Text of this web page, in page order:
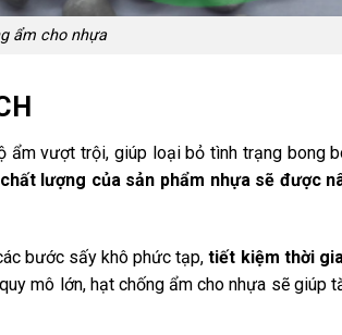
ẩm cho nhựa
ẩm vượt trội, giúp loại bỏ tình trạng bong
chất lượng của sản phẩm nhựa sẽ được
bước sấy khô phức tạp,tiết kiệm thời
mô lớn, hạt chống ẩm cho nhựa sẽ giúp